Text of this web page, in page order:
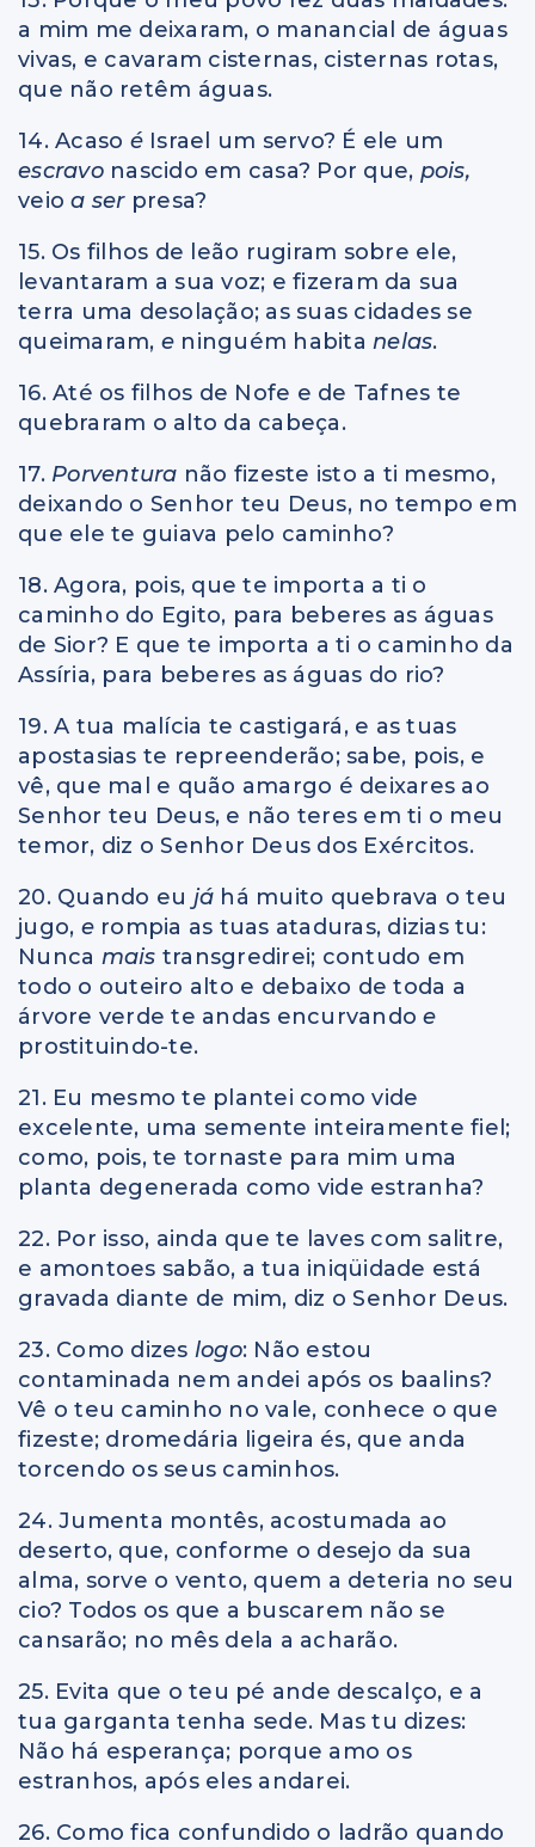
a mim me deixaram, o manancial de águas
vivas, e cavaram cisternas, cisternas rotas,
que não retêm águas.
14. Acaso é Israel um servo? É ele um
escravo nascido em casa? Por que, pois,
veioa ser presa?
15. Os filhos de leão rugiram sobre ele,
levantaram a sua voz; e fizeram da sua
terra uma desolação; as suas cidades se
queimaram, e ninguém habita nelas.
16. Até os filhos de Nofe e de Tafnes te
quebraram o alto da cabeça.
17. Porventura não fizeste isto a ti mesmo,
deixando o Senhor teu Deus, no tempo em
que ele te guiava pelo caminho?
18. Agora, pois, que te importa a ti o
caminho do Egito, para beberes as águas
de Sior? E que te importa a ti o caminho da
Assíria, para beberes as águas do rio?
19. A tua malícia te castigará, e as tuas
apostasias te repreenderão; sabe, pois, e
vê, que mal e quão amargo é deixares ao
Senhor teu Deus, e não teres em ti o meu
temor, diz o Senhor Deus dos Exércitos.
20. Quando eu já há muito quebrava o teu
jugo, e rompia as tuas ataduras, dizias tu:
Nunca mais transgredirei; contudo em
todo o outeiro alto e debaixo de toda a
árvore verde te andas encurvandoe
prostituindo-te.
21. Eu mesmo te plantei como vide
excelente, uma semente inteiramente fiel;
como, pois, te tornaste para mim uma
planta degenerada como vide estranha?
22. Por isso, ainda que te laves com salitre,
e amontoes sabão, a tua iniqüidade está
gravada diante de mim, diz o Senhor Deus.
23. Como dizes logo: Não estou
contaminada nem andei após os baalins?
Vê o teu caminho no vale, conhece o que
fizeste; dromedária ligeira és, que anda
torcendo os seus caminhos.
24. Jumenta montês, acostumada ao
deserto, que, conforme o desejo da sua
alma, sorve o vento, quem a deteria no seu
cio? Todos os que a buscarem não se
cansarão; no mês dela a acharão.
25. Evita que o teu pé ande descalço, e a
tua garganta tenha sede. Mas tu dizes:
Não há esperança; porque amo os
estranhos, após eles andarei.
26. Como fica confundido o ladrão quando